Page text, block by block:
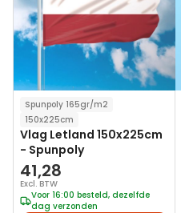
Spunpoly 165gr/m2
150x225cm
Vlag Letland 150x225cm
- Spunpoly
41,28
Excl. BTW
Voor 16:00 besteld, dezelfde
dag verzonden